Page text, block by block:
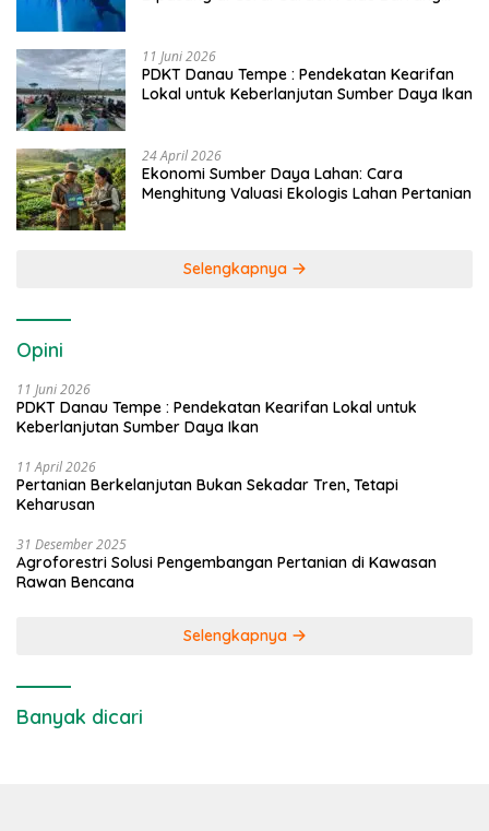
11 Juni 2026
PDKT Danau Tempe : Pendekatan Kearifan
Lokal untuk Keberlanjutan Sumber Daya Ikan
24 April 2026
Ekonomi Sumber Daya Lahan: Cara
Menghitung Valuasi Ekologis Lahan Pertanian
Selengkapnya
Opini
11 Juni 2026
PDKT Danau Tempe : Pendekatan Kearifan Lokal untuk
Keberlanjutan Sumber Daya Ikan
11 April 2026
Pertanian Berkelanjutan Bukan Sekadar Tren, Tetapi
Keharusan
31 Desember 2025
Agroforestri Solusi Pengembangan Pertanian di Kawasan
Rawan Bencana
Selengkapnya
Banyak dicari